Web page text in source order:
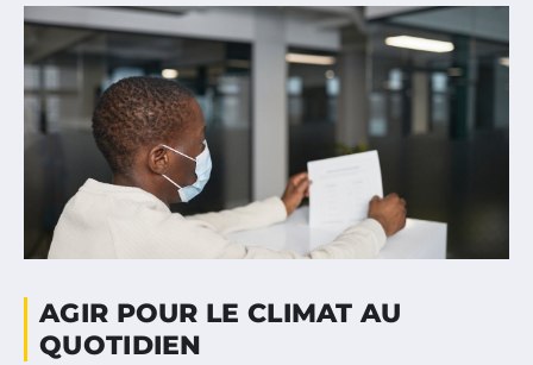
AGIR POUR LE CLIMAT AU
QUOTIDIEN